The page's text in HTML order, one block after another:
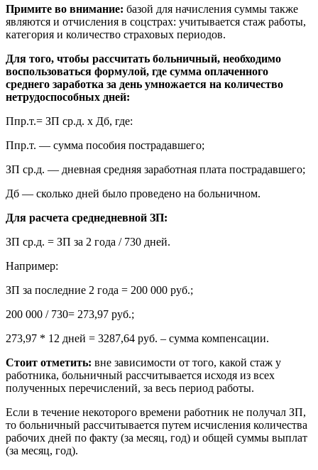
Примите во внимание: базой для начисления суммы также
являются и отчисления в соцстрах: учитывается стаж работы,
категория и количество страховых периодов.
Для того, чтобы рассчитать больничный, необходимо
воспользоваться формулой, где сумма оплаченного
среднего заработка за день умножается на количество
нетрудоспособных дней:
Ппр.т.= ЗП ср.д. х Дб, где:
Ппр.т. — сумма пособия пострадавшего;
ЗП ср.д. — дневная средняя заработная плата пострадавшего;
Дб — сколько дней было проведено на больничном.
Для расчета среднедневной ЗП:
ЗП ср.д. = ЗП за 2 года / 730 дней.
Например:
ЗП за последние 2 года = 200 000 руб.;
200 000 / 730= 273,97 руб.;
273,97 * 12 дней = 3287,64 руб. – сумма компенсации.
Стоит отметить: вне зависимости от того, какой стаж у
работника, больничный рассчитывается исходя из всех
полученных перечислений, за весь период работы.
Если в течение некоторого времени работник не получал ЗП,
то больничный рассчитывается путем исчисления количества
рабочих дней по факту (за месяц, год) и общей суммы выплат
(за месяц, год).